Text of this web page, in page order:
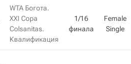
WTA Богота.
XXI Copa
Colsanitas.
Квалификация
1/16
финала
Female
Single